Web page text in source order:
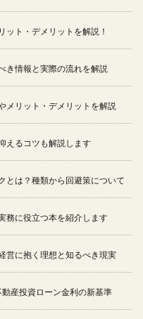
ット・デメリットを解説！
き情報と実際の流れを解説
メリット・デメリットを解説
えるコツも解説します
とは？種類から回避策について
務に役立つ本を紹介します
営に抱く理想と知るべき現実
産投資ローン金利の新基準